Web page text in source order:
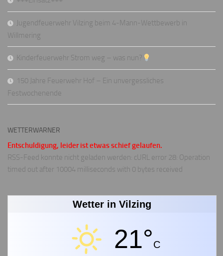
Jugendfeuerwehr Vilzing beim 4-Mann-Wettbewerb in
Willmering
Kinderfeuerwehr Strom weg – was nun?
150 Jahre Feuerwehr Hof – Ein unvergessliches
Festwochenende
WETTERWARNER
Entschuldigung, leider ist etwas schief gelaufen.
RSS-Feed konnte nicht geladen werden: cURL error 28: Operation
timed out after 10004 milliseconds with 0 bytes received
Wetter in Vilzing
21°C